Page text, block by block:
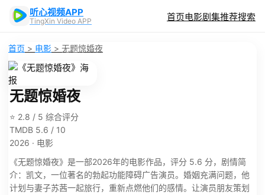
听心视频APP
TingXin Video APP 首页电影剧集推荐搜索
首页 > 电影 > 无题惊婚夜
无题惊婚夜
⭐ 2.8 / 5 综合评分
TMDB 5.6 / 10
2026 · 电影
《无题惊婚夜》是一部2026年的电影作品，评分 5.6 分，剧情简
介：凯文，一位著名的勃起功能障碍广告演员。婚姻充满问题，他
计划与妻子苏茜一起旅行，重新点燃他们的感情。让演员朋友策划